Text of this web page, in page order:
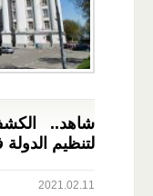
شاهد..
لتنظيم
2021.02.11